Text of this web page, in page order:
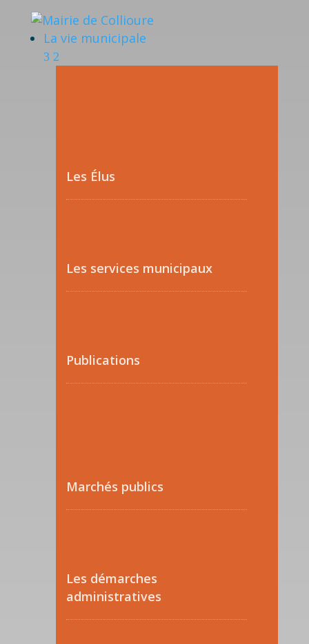
La vie municipale
Les Élus
Les services municipaux
Publications
Marchés publics
Les démarches
administratives